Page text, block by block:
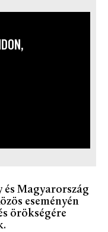
Magyarország
eseményén
örökségére